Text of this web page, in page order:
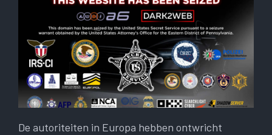
De autoriteiten in Europa hebben ontwricht